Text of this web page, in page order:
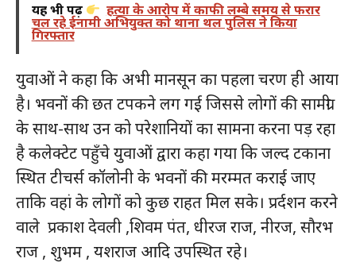
यह भी पढ़ें हत्या के आरोप में काफी लम्बे समय से फरार
चल रहे ईनामी अभियुक्त को थाना थल पुलिस ने किया
गिरफ्तार
युवाओं ने कहा कि अभी मानसून का पहला चरण ही आया
है। भवनों की छत टपकने लग गई जिससे लोगों की सामग्री
के साथ-साथ उन को परेशानियों का सामना करना पड़ रहा
है कलेक्टेट पहुँचे युवाओं द्वारा कहा गया कि जल्द टकाना
स्थित टीचर्स कॉलोनी के भवनों की मरम्मत कराई जाए
ताकि वहां के लोगों को कुछ राहत मिल सके। प्रर्दशन करने
वाले प्रकाश देवली ,शिवम पंत, धीरज राज, नीरज, सौरभ
राज , शुभम , यशराज आदि उपस्थित रहे।